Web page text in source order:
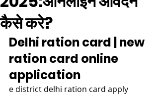
कैसे करे?
Delhi ration card | new
ration card online
application
e district delhi ration card apply